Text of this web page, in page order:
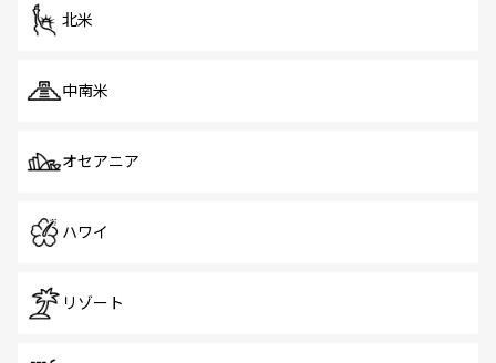
北米
中南米
オセアニア
ハワイ
リゾート